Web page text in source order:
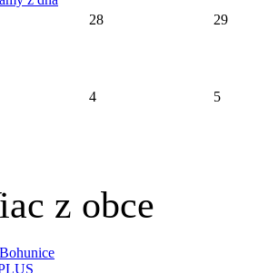
28 29
4 5
z obce